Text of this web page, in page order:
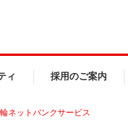
ィ 採用のご案内
ネットバンクサービス